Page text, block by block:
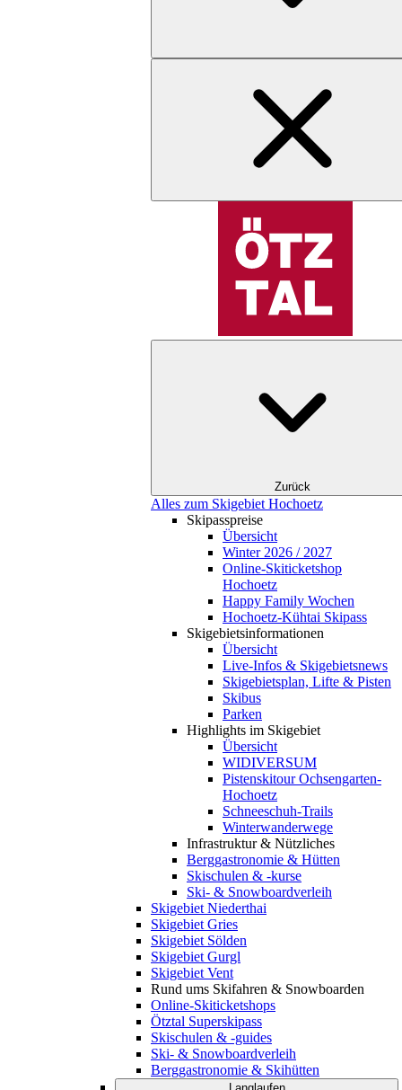
Zurück
Alles zum Skigebiet Hochoetz
Skipasspreise
Übersicht
Winter 2026 / 2027
Online-Skiticketshop
Hochoetz
Happy Family Wochen
Hochoetz-Kühtai Skipass
Skigebietsinformationen
Übersicht
Live-Infos & Skigebietsnews
Skigebietsplan, Lifte & Pisten
Skibus
Parken
Highlights im Skigebiet
Übersicht
WIDIVERSUM
Pistenskitour Ochsengarten-
Hochoetz
Schneeschuh-Trails
Winterwanderwege
Infrastruktur & Nützliches
Berggastronomie & Hütten
Skischulen & -kurse
Ski- & Snowboardverleih
Skigebiet Niederthai
Skigebiet Gries
Skigebiet Sölden
Skigebiet Gurgl
Skigebiet Vent
Rund ums Skifahren & Snowboarden
Online-Skiticketshops
Ötztal Superskipass
Skischulen & -guides
Ski- & Snowboardverleih
Berggastronomie & Skihütten